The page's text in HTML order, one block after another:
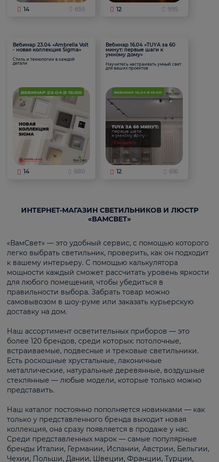
14 655 12 995
Вебинар 23.04 «Ambrella Volt
- новая коллекция Sigma»
Стиль и технологии в каждой
детали
14 680
Вебинар 16.04 «TUYA за 60
минут: первые шаги к
умному дому»
Научитесь настраивать умный свет
для ваших проектов
12 616
ИНТЕРНЕТ-МАГАЗИН СВЕТИЛЬНИКОВ И ЛЮСТР
«ВАМСВЕТ»
«ВамСвет» — это удобный сервис, с помощью которого
легко выбрать светильник, проверить, как он подходит
к вашему интерьеру. С помощью калькулятора
мощности каждый сможет рассчитать уровень яркости
для любого помещения, чтобы убедиться в
правильности выбора. Забрать товар можно
самовывозом в шоу-руме или заказать курьерскую
доставку на дом.
Наш ассортимент осветительных приборов — это
более 120 брендов, среди которых: потолочные,
встраиваемые, подвесные и трековые светильники.
Есть роскошные хрустальные, лаконичные
металлические, натуральные деревянные, воздушные
стеклянные — любые модели, которые только можно
представить.
Наш каталог постоянно пополняется новинками — как
только у представленного бренда выходит новая
коллекция, она сразу появляется в продаже у нас.
Среди представленных марок — самые популярные
бренды Италии, Германии, Испании, Австрии, Бельгии,
Чехии, Польши, Дании, Швеции, Франции, Турции,